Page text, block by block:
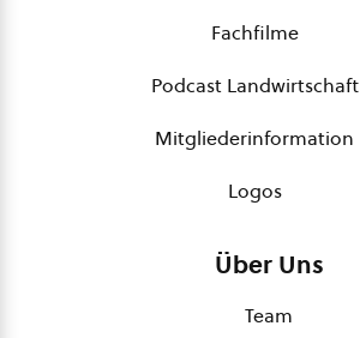
Fachfilme
Podcast Landwirtschaft
Mitgliederinformation
Logos
Über Uns
Team